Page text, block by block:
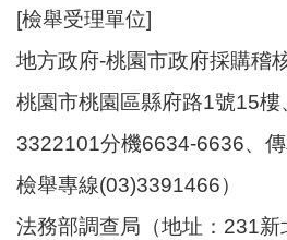
[檢舉受理單位]
地方政府-桃園市政府採購稽
桃園市桃園區縣府路1號15樓
3322101分機6634-6636、傳
檢舉專線(03)3391466）
法務部調查局（地址：231